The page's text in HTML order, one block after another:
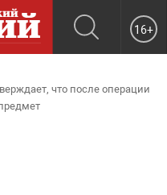
16+
что после операции